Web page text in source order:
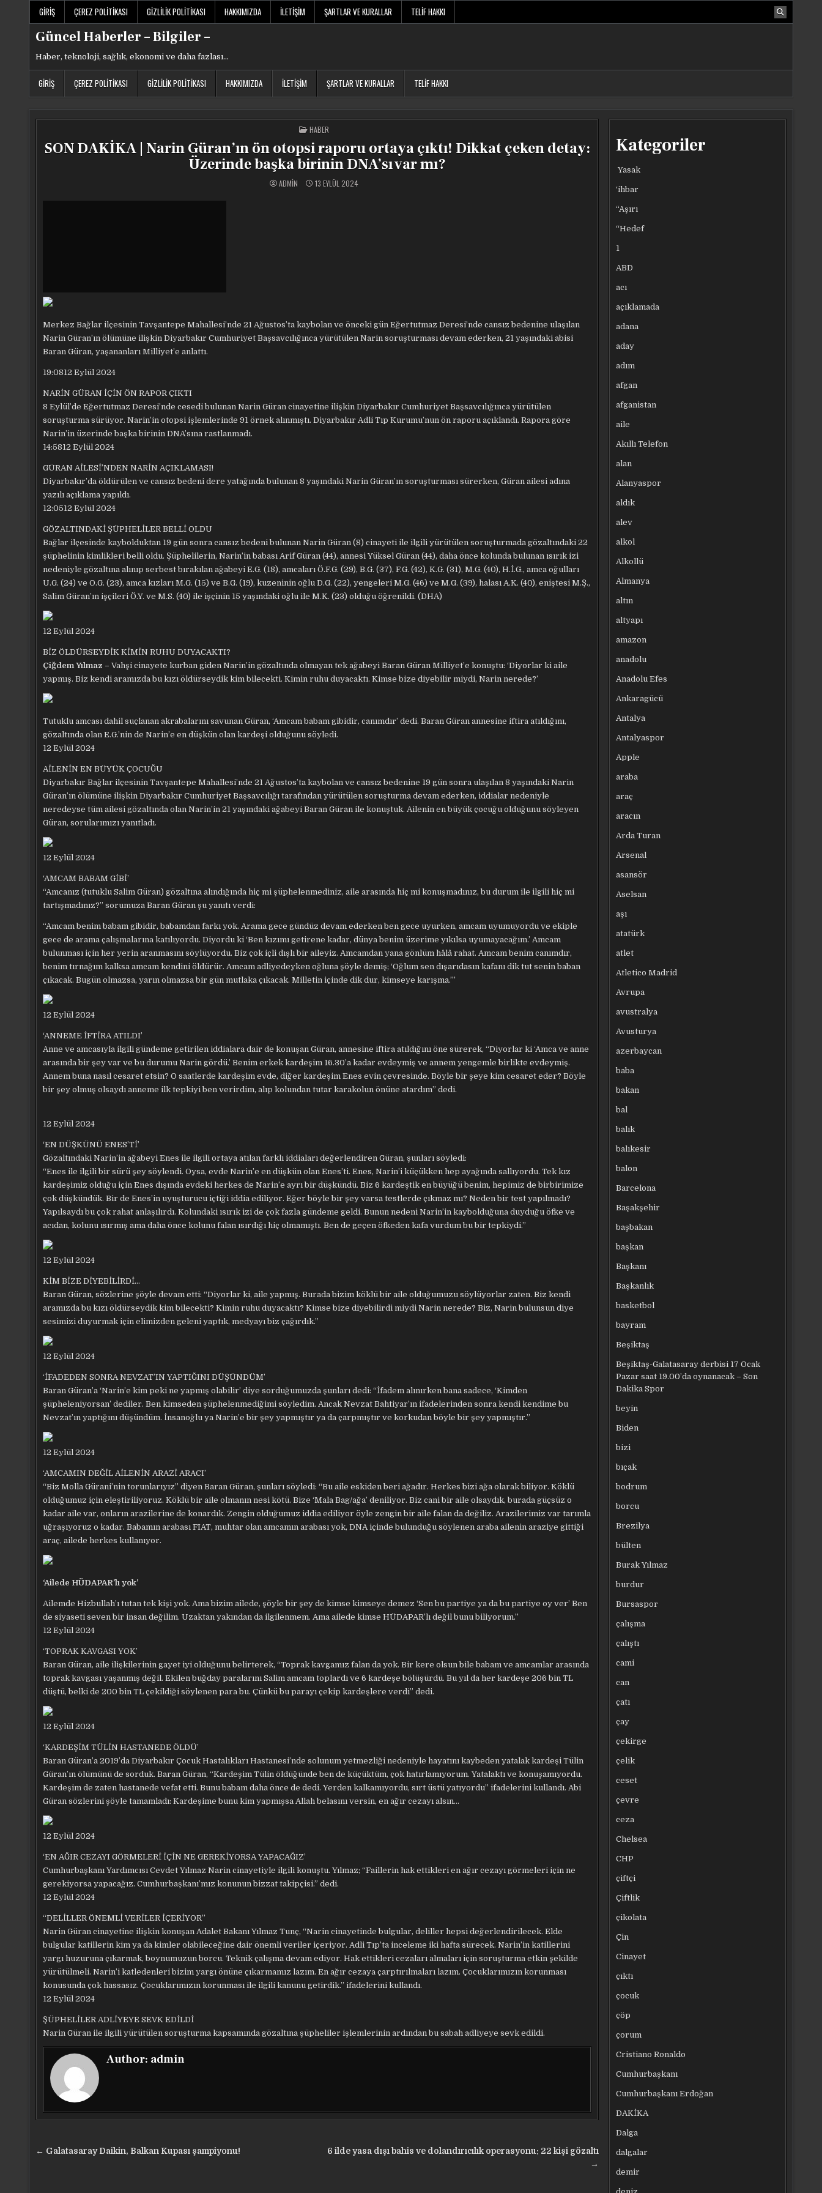
GIRIŞ ÇEREZ POLITIKASI GIZLILIK POLITIKASI HAKKIMIZDA İLETIŞIM ŞARTLAR VE KURALLAR TELIF HAKKI
Güncel Haberler – Bilgiler –
Haber, teknoloji, sağlık, ekonomi ve daha fazlası…
GIRIŞ ÇEREZ POLITIKASI GIZLILIK POLITIKASI HAKKIMIZDA İLETIŞIM ŞARTLAR VE KURALLAR TELIF HAKKI
POSTED
IN
HABER
SON DAKİKA | Narin Güran’ın ön otopsi raporu ortaya çıktı! Dikkat çeken detay:
Üzerinde başka birinin DNA’sı var mı?
ADMIN 13 EYLÜL 2024
Merkez Bağlar ilçesinin Tavşantepe Mahallesi’nde 21 Ağustos’ta kaybolan ve önceki gün Eğertutmaz Deresi’nde cansız bedenine ulaşılan
Narin Güran’ın ölümüne ilişkin Diyarbakır Cumhuriyet Başsavcılığınca yürütülen Narin soruşturması devam ederken, 21 yaşındaki abisi
Baran Güran, yaşananları Milliyet’e anlattı.
19:0812 Eylül 2024
NARİN GÜRAN İÇİN ÖN RAPOR ÇIKTI
8 Eylül’de Eğertutmaz Deresi’nde cesedi bulunan Narin Güran cinayetine ilişkin Diyarbakır Cumhuriyet Başsavcılığınca yürütülen
soruşturma sürüyor. Narin’in otopsi işlemlerinde 91 örnek alınmıştı. Diyarbakır Adli Tıp Kurumu’nun ön raporu açıklandı. Rapora göre
Narin’in üzerinde başka birinin DNA’sına rastlanmadı.
14:5812 Eylül 2024
GÜRAN AİLESİ’NDEN NARİN AÇIKLAMASI!
Diyarbakır’da öldürülen ve cansız bedeni dere yatağında bulunan 8 yaşındaki Narin Güran’ın soruşturması sürerken, Güran ailesi adına
yazılı açıklama yapıldı.
12:0512 Eylül 2024
GÖZALTINDAKİ ŞÜPHELİLER BELLİ OLDU
Bağlar ilçesinde kaybolduktan 19 gün sonra cansız bedeni bulunan Narin Güran (8) cinayeti ile ilgili yürütülen soruşturmada gözaltındaki 22
şüphelinin kimlikleri belli oldu. Şüphelilerin, Narin’in babası Arif Güran (44), annesi Yüksel Güran (44), daha önce kolunda bulunan ısırık izi
nedeniyle gözaltına alınıp serbest bırakılan ağabeyi E.G. (18), amcaları Ö.F.G. (29), B.G. (37), F.G. (42), K.G. (31), M.G. (40), H.İ.G., amca oğulları
U.G. (24) ve O.G. (23), amca kızları M.G. (15) ve B.G. (19), kuzeninin oğlu D.G. (22), yengeleri M.G. (46) ve M.G. (39), halası A.K. (40), eniştesi M.Ş.,
Salim Güran’ın işçileri Ö.Y. ve M.S. (40) ile işçinin 15 yaşındaki oğlu ile M.K. (23) olduğu öğrenildi. (DHA)
12 Eylül 2024
BİZ ÖLDÜRSEYDİK KİMİN RUHU DUYACAKTI?
Çiğdem Yılmaz – Vahşi cinayete kurban giden Narin’in gözaltında olmayan tek ağabeyi Baran Güran Milliyet’e konuştu: ‘Diyorlar ki aile
yapmış. Biz kendi aramızda bu kızı öldürseydik kim bilecekti. Kimin ruhu duyacaktı. Kimse bize diyebilir miydi, Narin nerede?’
Tutuklu amcası dahil suçlanan akrabalarını savunan Güran, ‘Amcam babam gibidir, canımdır’ dedi. Baran Güran annesine iftira atıldığını,
gözaltında olan E.G.’nin de Narin’e en düşkün olan kardeşi olduğunu söyledi.
12 Eylül 2024
AİLENİN EN BÜYÜK ÇOCUĞU
Diyarbakır Bağlar ilçesinin Tavşantepe Mahallesi’nde 21 Ağustos’ta kaybolan ve cansız bedenine 19 gün sonra ulaşılan 8 yaşındaki Narin
Güran’ın ölümüne ilişkin Diyarbakır Cumhuriyet Başsavcılığı tarafından yürütülen soruşturma devam ederken, iddialar nedeniyle
neredeyse tüm ailesi gözaltında olan Narin’in 21 yaşındaki ağabeyi Baran Güran ile konuştuk. Ailenin en büyük çocuğu olduğunu söyleyen
Güran, sorularımızı yanıtladı.
12 Eylül 2024
‘AMCAM BABAM GİBİ’
“Amcanız (tutuklu Salim Güran) gözaltına alındığında hiç mi şüphelenmediniz, aile arasında hiç mi konuşmadınız, bu durum ile ilgili hiç mi
tartışmadınız?” sorumuza Baran Güran şu yanıtı verdi:
“Amcam benim babam gibidir, babamdan farkı yok. Arama gece gündüz devam ederken ben gece uyurken, amcam uyumuyordu ve ekiple
gece de arama çalışmalarına katılıyordu. Diyordu ki ‘Ben kızımı getirene kadar, dünya benim üzerime yıkılsa uyumayacağım.’ Amcam
bulunması için her yerin aranmasını söylüyordu. Biz çok içli dışlı bir aileyiz. Amcamdan yana gönlüm hâlâ rahat. Amcam benim canımdır,
benim tırnağım kalksa amcam kendini öldürür. Amcam adliyedeyken oğluna şöyle demiş; ‘Oğlum sen dışarıdasın kafanı dik tut senin baban
çıkacak. Bugün olmazsa, yarın olmazsa bir gün mutlaka çıkacak. Milletin içinde dik dur, kimseye karışma.’”
12 Eylül 2024
‘ANNEME İFTİRA ATILDI’
Anne ve amcasıyla ilgili gündeme getirilen iddialara dair de konuşan Güran, annesine iftira atıldığını öne sürerek, “Diyorlar ki ‘Amca ve anne
arasında bir şey var ve bu durumu Narin gördü.’ Benim erkek kardeşim 16.30’a kadar evdeymiş ve annem yengemle birlikte evdeymiş.
Annem buna nasıl cesaret etsin? O saatlerde kardeşim evde, diğer kardeşim Enes evin çevresinde. Böyle bir şeye kim cesaret eder? Böyle
bir şey olmuş olsaydı anneme ilk tepkiyi ben verirdim, alıp kolundan tutar karakolun önüne atardım” dedi.
12 Eylül 2024
‘EN DÜŞKÜNÜ ENES’Tİ’
Gözaltındaki Narin’in ağabeyi Enes ile ilgili ortaya atılan farklı iddiaları değerlendiren Güran, şunları söyledi:
“Enes ile ilgili bir sürü şey söylendi. Oysa, evde Narin’e en düşkün olan Enes’ti. Enes, Narin’i küçükken hep ayağında sallıyordu. Tek kız
kardeşimiz olduğu için Enes dışında evdeki herkes de Narin’e ayrı bir düşkündü. Biz 6 kardeştik en büyüğü benim, hepimiz de birbirimize
çok düşkündük. Bir de Enes’in uyuşturucu içtiği iddia ediliyor. Eğer böyle bir şey varsa testlerde çıkmaz mı? Neden bir test yapılmadı?
Yapılsaydı bu çok rahat anlaşılırdı. Kolundaki ısırık izi de çok fazla gündeme geldi. Bunun nedeni Narin’in kaybolduğuna duyduğu öfke ve
acıdan, kolunu ısırmış ama daha önce kolunu falan ısırdığı hiç olmamıştı. Ben de geçen öfkeden kafa vurdum bu bir tepkiydi.”
12 Eylül 2024
KİM BİZE DİYEBİLİRDİ…
Baran Güran, sözlerine şöyle devam etti: “Diyorlar ki, aile yapmış. Burada bizim köklü bir aile olduğumuzu söylüyorlar zaten. Biz kendi
aramızda bu kızı öldürseydik kim bilecekti? Kimin ruhu duyacaktı? Kimse bize diyebilirdi miydi Narin nerede? Biz, Narin bulunsun diye
sesimizi duyurmak için elimizden geleni yaptık, medyayı biz çağırdık.”
12 Eylül 2024
‘İFADEDEN SONRA NEVZAT’IN YAPTIĞINI DÜŞÜNDÜM’
Baran Güran’a ‘Narin’e kim peki ne yapmış olabilir’ diye sorduğumuzda şunları dedi: “İfadem alınırken bana sadece, ‘Kimden
şüpheleniyorsan’ dediler. Ben kimseden şüphelenmediğimi söyledim. Ancak Nevzat Bahtiyar’ın ifadelerinden sonra kendi kendime bu
Nevzat’ın yaptığını düşündüm. İnsanoğlu ya Narin’e bir şey yapmıştır ya da çarpmıştır ve korkudan böyle bir şey yapmıştır.”
12 Eylül 2024
‘AMCAMIN DEĞİL AİLENİN ARAZİ ARACI’
“Biz Molla Gürani’nin torunlarıyız” diyen Baran Güran, şunları söyledi: “Bu aile eskiden beri ağadır. Herkes bizi ağa olarak biliyor. Köklü
olduğumuz için eleştiriliyoruz. Köklü bir aile olmanın nesi kötü. Bize ‘Mala Bag/ağa’ deniliyor. Biz cani bir aile olsaydık, burada güçsüz o
kadar aile var, onların arazilerine de konardık. Zengin olduğumuz iddia ediliyor öyle zengin bir aile falan da değiliz. Arazilerimiz var tarımla
uğraşıyoruz o kadar. Babamın arabası FIAT, muhtar olan amcamın arabası yok, DNA içinde bulunduğu söylenen araba ailenin araziye gittiği
araç, ailede herkes kullanıyor.
‘Ailede HÜDAPAR’lı yok’
Ailemde Hizbullah’ı tutan tek kişi yok. Ama bizim ailede, şöyle bir şey de kimse kimseye demez ‘Sen bu partiye ya da bu partiye oy ver’ Ben
de siyaseti seven bir insan değilim. Uzaktan yakından da ilgilenmem. Ama ailede kimse HÜDAPAR’lı değil bunu biliyorum.”
12 Eylül 2024
‘TOPRAK KAVGASI YOK’
Baran Güran, aile ilişkilerinin gayet iyi olduğunu belirterek, “Toprak kavgamız falan da yok. Bir kere olsun bile babam ve amcamlar arasında
toprak kavgası yaşanmış değil. Ekilen buğday paralarını Salim amcam toplardı ve 6 kardeşe bölüşürdü. Bu yıl da her kardeşe 206 bin TL
düştü, belki de 200 bin TL çekildiği söylenen para bu. Çünkü bu parayı çekip kardeşlere verdi” dedi.
12 Eylül 2024
‘KARDEŞİM TÜLİN HASTANEDE ÖLDÜ’
Baran Güran’a 2019’da Diyarbakır Çocuk Hastalıkları Hastanesi’nde solunum yetmezliği nedeniyle hayatını kaybeden yatalak kardeşi Tülin
Güran’ın ölümünü de sorduk. Baran Güran, “Kardeşim Tülin öldüğünde ben de küçüktüm, çok hatırlamıyorum. Yatalaktı ve konuşamıyordu.
Kardeşim de zaten hastanede vefat etti. Bunu babam daha önce de dedi. Yerden kalkamıyordu, sırt üstü yatıyordu” ifadelerini kullandı. Abi
Güran sözlerini şöyle tamamladı: Kardeşime bunu kim yapmışsa Allah belasını versin, en ağır cezayı alsın…
12 Eylül 2024
‘EN AĞIR CEZAYI GÖRMELERİ İÇİN NE GEREKİYORSA YAPACAĞIZ’
Cumhurbaşkanı Yardımcısı Cevdet Yılmaz Narin cinayetiyle ilgili konuştu. Yılmaz; “Faillerin hak ettikleri en ağır cezayı görmeleri için ne
gerekiyorsa yapacağız. Cumhurbaşkanı’mız konunun bizzat takipçisi.” dedi.
12 Eylül 2024
“DELİLLER ÖNEMLİ VERİLER İÇERİYOR”
Narin Güran cinayetine ilişkin konuşan Adalet Bakanı Yılmaz Tunç, “Narin cinayetinde bulgular, deliller hepsi değerlendirilecek. Elde
bulgular katillerin kim ya da kimler olabileceğine dair önemli veriler içeriyor. Adli Tıp’ta inceleme iki hafta sürecek. Narin’in katillerini
yargı huzuruna çıkarmak, boynumuzun borcu. Teknik çalışma devam ediyor. Hak ettikleri cezaları almaları için soruşturma etkin şekilde
yürütülmeli. Narin’i katledenleri bizim yargı önüne çıkarmamız lazım. En ağır cezaya çarptırılmaları lazım. Çocuklarımızın korunması
konusunda çok hassasız. Çocuklarımızın korunması ile ilgili kanunu getirdik.” ifadelerini kullandı.
12 Eylül 2024
ŞÜPHELİLER ADLİYEYE SEVK EDİLDİ
Narin Güran ile ilgili yürütülen soruşturma kapsamında gözaltına şüpheliler işlemlerinin ardından bu sabah adliyeye sevk edildi.
Author: admin
Yazı
6 ilde yasa dışı bahis ve dolandırıcılık operasyonu: 22 kişi gözaltı
→
← Galatasaray Daikin, Balkan Kupası şampiyonu!
Kategoriler
Yasak
‘ihbar
“Aşırı
“Hedef
1
ABD
acı
açıklamada
adana
aday
adım
afgan
afganistan
aile
Akıllı Telefon
alan
Alanyaspor
aldık
alev
alkol
Alkollü
Almanya
altın
altyapı
amazon
anadolu
Anadolu Efes
Ankaragücü
Antalya
Antalyaspor
Apple
araba
araç
aracın
Arda Turan
Arsenal
asansör
Aselsan
aşı
atatürk
atlet
Atletico Madrid
Avrupa
avustralya
Avusturya
azerbaycan
baba
bakan
bal
balık
balıkesir
balon
Barcelona
Başakşehir
başbakan
başkan
Başkanı
Başkanlık
basketbol
bayram
Beşiktaş
Beşiktaş-Galatasaray derbisi 17 Ocak
Pazar saat 19.00’da oynanacak – Son
Dakika Spor
beyin
Biden
bizi
bıçak
bodrum
borcu
Brezilya
bülten
Burak Yılmaz
burdur
Bursaspor
çalışma
çalıştı
cami
can
çatı
çay
çekirge
çelik
ceset
çevre
ceza
Chelsea
CHP
çiftçi
Çiftlik
çikolata
Çin
Cinayet
çıktı
çocuk
çöp
çorum
Cristiano Ronaldo
Cumhurbaşkanı
Cumhurbaşkanı Erdoğan
DAKİKA
Dalga
dalgalar
demir